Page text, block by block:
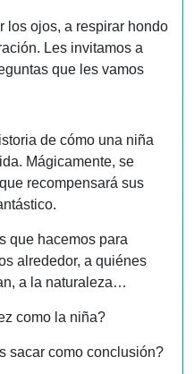
los ojos, a respirar hondo
Les invitamos a
que les vamos
de cómo una niña
Mágicamente, se
recompensará sus
que hacemos para
alrededor, a quiénes
a la naturaleza…
como la niña?
sacar como conclusión?